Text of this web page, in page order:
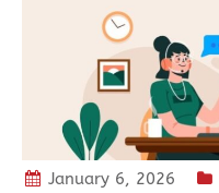
January 6, 2026